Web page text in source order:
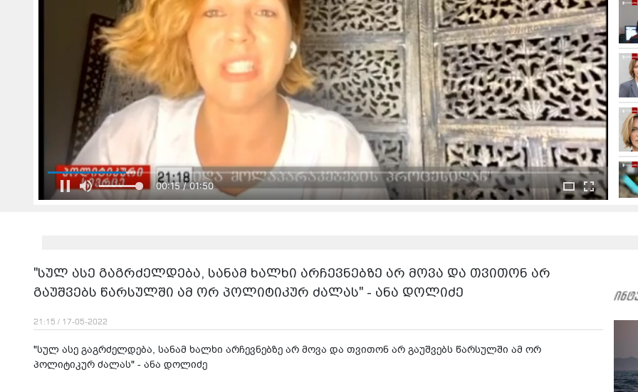
00:17 / 01:50
"სულ ასე გაგრძელდება, სანამ ხალხი არჩევნებზე არ მოვა და თვითონ არ
გაუშვებს წარსულში ამ ორ პოლიტიკურ ძალას" - ანა დოლიძე
21:15 / 17-05-2022
"სულ ასე გაგრძელდება, სანამ ხალხი არჩევნებზე არ მოვა და თვითონ არ გაუშვებს წარსულში ამ ორ
პოლიტიკურ ძალას" - ანა დოლიძე